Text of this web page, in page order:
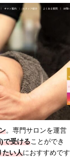
。専門サロンを運営
で受けることができ
たい人におすすめです